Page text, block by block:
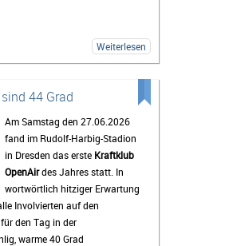
vom Trubel braucht, kann
es zwar noch etwas, doch die
Tag. Viele Tickets sind
Erwartungen an das
hoch. Wenn das
Stimmung so gut wird wie in
dürfte das Highfield Festival
des Festivalsommers
Weiterlesen
44 Grad
Am Samstag den 27.06.2026
fand im Rudolf-Harbig-Stadion
in Dresden das erste Kraftklub
OpenAirdes Jahres statt. In
wortwörtlich hitziger Erwartung
Involvierten auf den
den Tag in der
warme 40 Grad